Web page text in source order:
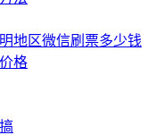
地区微信刷票多少钱
格